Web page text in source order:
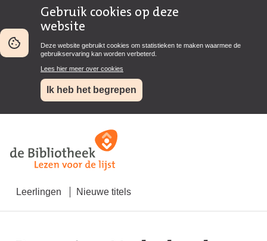
Gebruik cookies op deze
website
Deze website gebruikt cookies om statistieken te maken waarmee de
gebruikservaring kan worden verbeterd.
Lees hier meer over cookies
Ik heb het begrepen
Leerlingen Nieuwe titels